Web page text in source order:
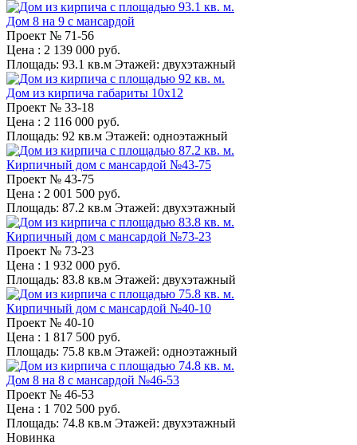
Дом 8 на 9 с мансардой
Проект № 71-56
Цена : 2 139 000 руб.
Площадь: 93.1 кв.м Этажей: двухэтажный
Дом из кирпича габариты 10x12
Проект № 33-18
Цена : 2 116 000 руб.
Площадь: 92 кв.м Этажей: одноэтажный
Кирпичный дом с мансардой №43-75
Проект № 43-75
Цена : 2 001 500 руб.
Площадь: 87.2 кв.м Этажей: двухэтажный
Кирпичный дом с мансардой №73-23
Проект № 73-23
Цена : 1 932 000 руб.
Площадь: 83.8 кв.м Этажей: двухэтажный
Кирпичный дом с мансардой №40-10
Проект № 40-10
Цена : 1 817 500 руб.
Площадь: 75.8 кв.м Этажей: одноэтажный
Дом 8 на 8 с мансардой №46-53
Проект № 46-53
Цена : 1 702 500 руб.
Площадь: 74.8 кв.м Этажей: двухэтажный
Новинка